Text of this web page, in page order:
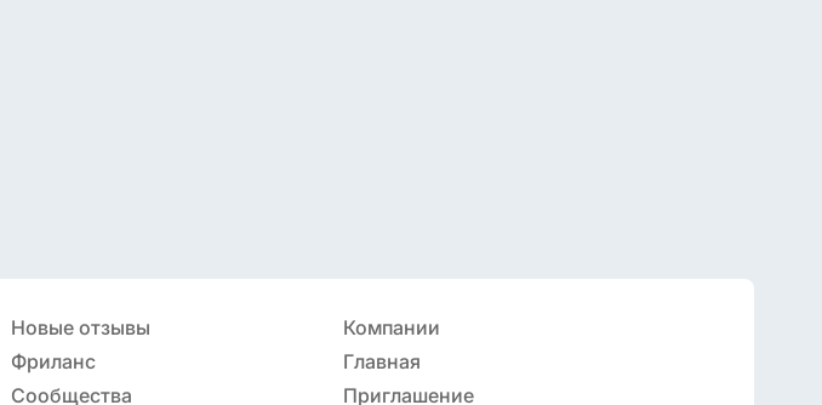
Новые отзывы
Компании
Фриланс
Главная
Сообщества Приглашение